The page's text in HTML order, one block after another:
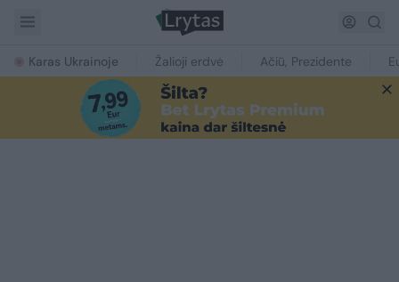
Karas Ukrainoje Žalioji erdvė Ačiū, Prezidente